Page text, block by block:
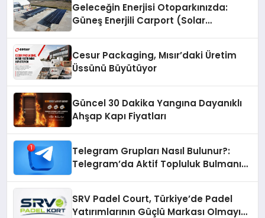
Geleceğin Enerjisi Otoparkınızda:
Güneş Enerjili Carport (Solar
Cesur Packaging, Mısır’daki Üretim
Üssünü Büyütüyor
Güncel 30 Dakika Yangına Dayanıklı
Ahşap Kapı Fiyatları
Telegram Grupları Nasıl Bulunur?:
Telegram’da Aktif Topluluk Bulmanın
SRV Padel Court, Türkiye’de Padel
Yatırımlarının Güçlü Markası Olmayı